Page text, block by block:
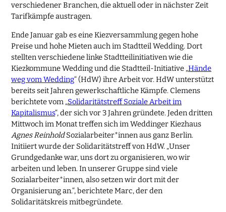
verschiedener Branchen, die aktuell oder in nächster Zeit
Tarifkämpfe austragen.
Ende Januar gab es eine Kiezversammlung gegen hohe
Preise und hohe Mieten auch im Stadtteil Wedding. Dort
stellten verschiedene linke Stadtteilinitiativen wie die
Kiezkommune Wedding und die Stadtteil-Initiative „Hände
weg vom Wedding“ (HdW) ihre Arbeit vor. HdW unterstützt
bereits seit Jahren gewerkschaftliche Kämpfe. Clemens
berichtete vom „Solidaritätstreff Soziale Arbeit im
Kapitalismus“, der sich vor 3 Jahren gründete. Jeden dritten
Mittwoch im Monat treffen sich im Weddinger Kiezhaus
Agnes ReinholdSozialarbeiter*innen aus ganz Berlin.
Initiiert wurde der Solidaritätstreff von HdW. „Unser
Grundgedanke war, uns dort zu organisieren, wo wir
arbeiten und leben. In unserer Gruppe sind viele
Sozialarbeiter*innen, also setzen wir dort mit der
Organisierung an.“, berichtete Marc, der den
Solidaritätskreis mitbegründete.